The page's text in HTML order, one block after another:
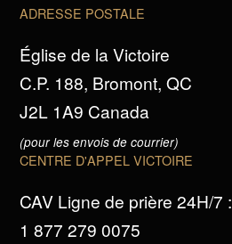
ADRESSE POSTALE
Église de la Victoire
C.P. 188, Bromont, QC
J2L 1A9 Canada
(pour les envois de courrier)
CENTRE D'APPEL VICTOIRE
CAV Ligne de prière 24H/7 :
1 877 279 0075